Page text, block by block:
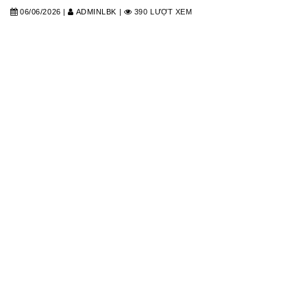
06/06/2026 | ADMINLBK | 390 LƯỢT XEM